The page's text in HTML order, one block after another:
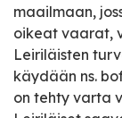
maailmaan,
oikeat vaarat,
Leiriläisten
käydään ns.
on tehty varta